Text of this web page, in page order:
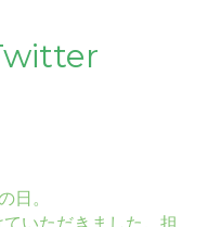
日。